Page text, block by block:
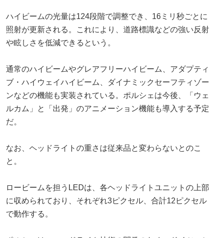
ハイビームの光量は124段階で調整でき、16ミリ秒ごとに
照射が更新される。これにより、道路標識などの強い反射
や眩しさを低減できるという。
通常のハイビームやグレアフリーハイビーム、アダプティ
ブ・ハイウェイハイビーム、ダイナミックセーフティゾー
ンなどの機能も実装されている。ポルシェは今後、「ウェ
ルカム」と「出発」のアニメーション機能も導入する予定
だ。
なお、ヘッドライトの重さは従来品と変わらないとのこ
と。
ロービームを担うLEDは、各ヘッドライトユニットの上部
に収められており、それぞれ3ピクセル、合計12ピクセル
で動作する。